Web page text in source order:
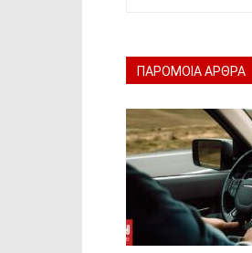
ΠΑΡΟΜΟΙΑ ΑΡΘΡΑ